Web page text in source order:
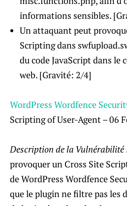
informations sensibles.
Un attaquant peut
Scripting dans
du code JavaScript dans le
web. [Gravité: 2/4]
WordPress Wordfence
Scripting of User-Agent – 06
Description de la Vulnérabilité
provoquer un Cross Site
de WordPress Wordfence
que le plugin ne filtre pas les